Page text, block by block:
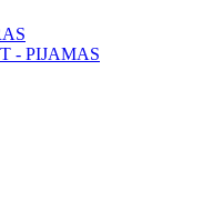
- PIJAMAS